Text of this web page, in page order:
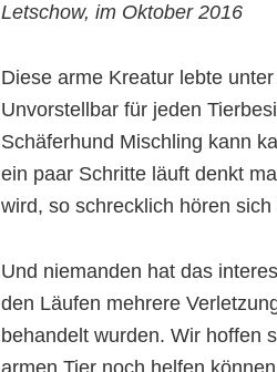
Letschow, im Oktober 2016
Diese arme Kreatur lebte
Unvorstellbar für jeden
Schäferhund Mischling kann
ein paar Schritte läuft denkt
wird, so schrecklich hören
Und niemanden hat das
den Läufen mehrere
behandelt wurden. Wir hoffen
armen Tier noch helfen können.